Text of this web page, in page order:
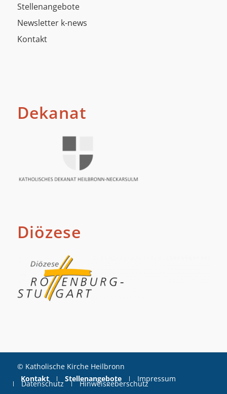
Stellenangebote
Newsletter k-news
Kontakt
Dekanat
Diözese
© Katholische Kirche Heilbronn
Kontakt
Stellenangebote Impressum
Datenschutz Hinweisgeberschutz